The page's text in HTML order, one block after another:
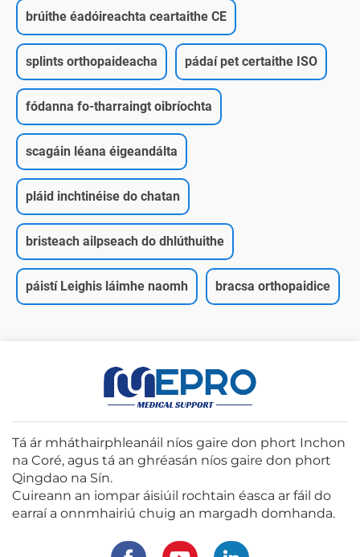
brúithe éadóireachta ceartaithe CE
splints orthopaideacha pádaí pet certaithe ISO
fódanna fo-tharraingt oibríochta
scagáin léana éigeandálta
pláid inchtinéise do chatan
bristeach ailpseach do dhlúthuithe
páistí Leighis láimhe naomh bracsa orthopaidice
Tá ár mháthairphleanáil níos gaire don phort Inchon
na Coré, agus tá an ghréasán níos gaire don phort
Qingdao na Sín.
Cuireann an iompar áisiúil rochtain éasca ar fáil do
earraí a onnmhairiú chuig an margadh domhanda.